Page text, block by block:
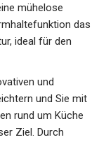
mühelose
das
ideal für den
und
und Sie mit
rund um Küche
Ziel. Durch